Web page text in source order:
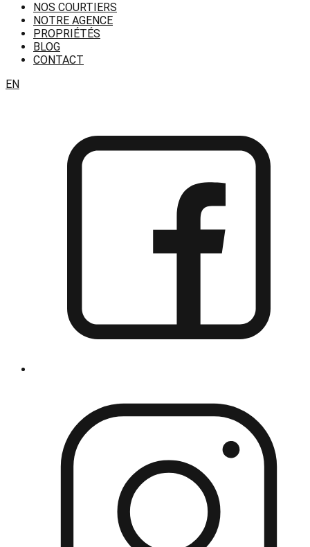
NOS COURTIERS
NOTRE AGENCE
PROPRIÉTÉS
BLOG
CONTACT
EN